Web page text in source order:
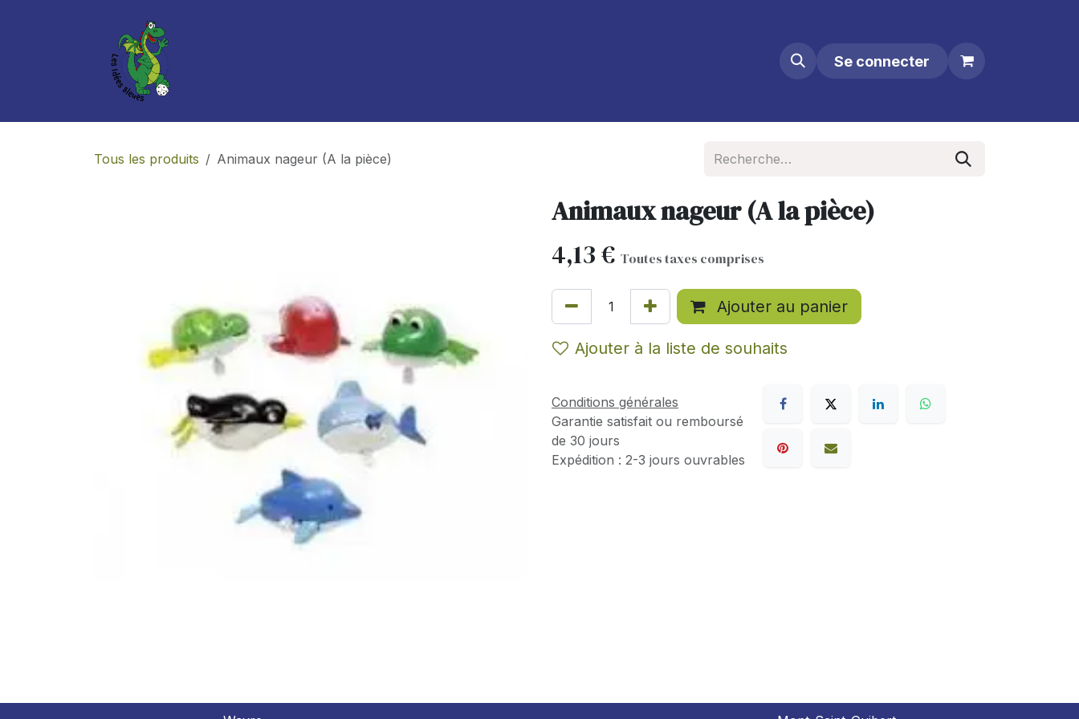
Se connecter
Tous les produits Animaux nageur (A la pièce)
Animaux nageur (A la pièce)
4,13€ Toutes taxes comprises
Ajouter au panier
Ajouter à la liste de souhaits
Conditions générales
Garantie satisfait ou remboursé
de 30 jours
Expédition : 2-3 jours ouvrables